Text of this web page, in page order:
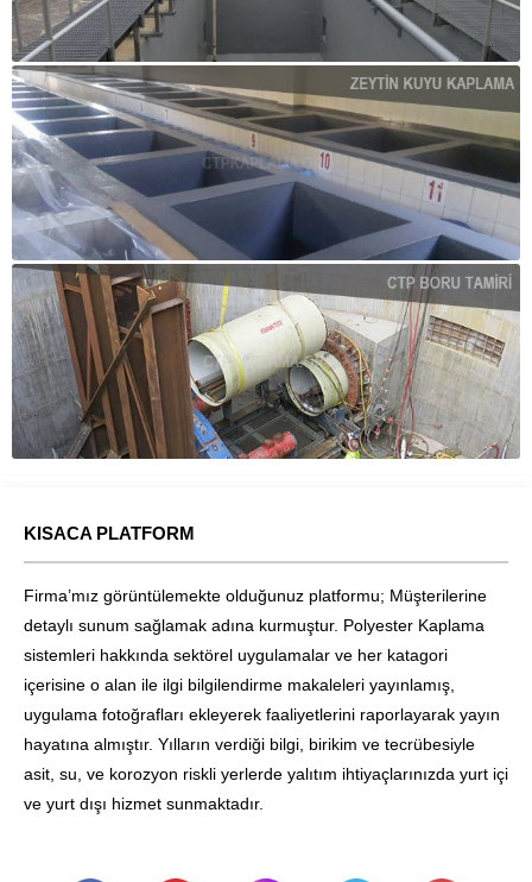
KISACA PLATFORM
Firma’mız görüntülemekte olduğunuz platformu; Müşterilerine
detaylı sunum sağlamak adına kurmuştur. Polyester Kaplama
sistemleri hakkında sektörel uygulamalar ve her katagori
içerisine o alan ile ilgi bilgilendirme makaleleri yayınlamış,
uygulama fotoğrafları ekleyerek faaliyetlerini raporlayarak yayın
hayatına almıştır. Yılların verdiği bilgi, birikim ve tecrübesiyle
asit, su, ve korozyon riskli yerlerde yalıtım ihtiyaçlarınızda yurt içi
ve yurt dışı hizmet sunmaktadır.